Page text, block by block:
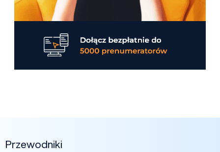
Przewodniki